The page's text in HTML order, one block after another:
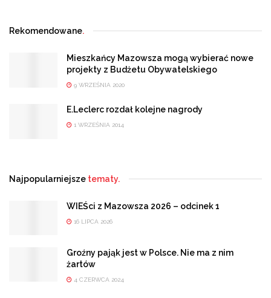
Rekomendowane.
Mieszkańcy Mazowsza mogą wybierać nowe
projekty z Budżetu Obywatelskiego
9 WRZEŚNIA 2020
E.Leclerc rozdał kolejne nagrody
1 WRZEŚNIA 2014
Najpopularniejsze tematy.
WIEŚci z Mazowsza 2026 – odcinek 1
16 LIPCA 2026
Groźny pająk jest w Polsce. Nie ma z nim
żartów
4 CZERWCA 2024